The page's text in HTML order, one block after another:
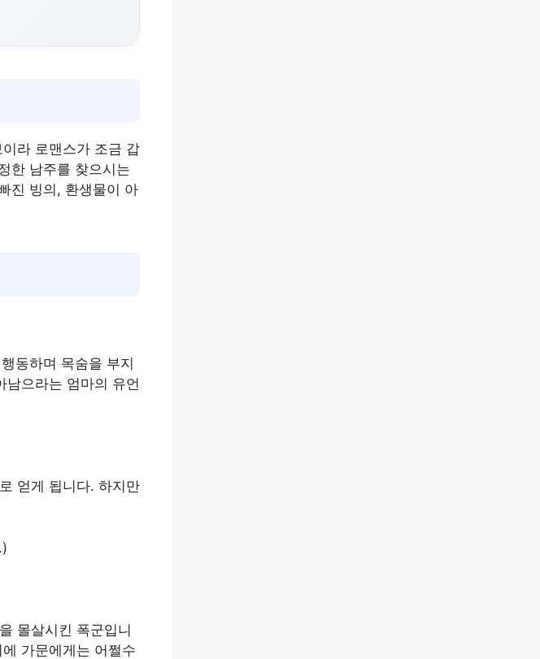
라 로맨스가 조금 갑
한 남주를 찾으시는
진 빙의, 환생물이 아
동하며 목숨을 부지
남으라는 엄마의 유언
얻게 됩니다. 하지만
몰살시킨 폭군입니
가문에게는 어쩔수